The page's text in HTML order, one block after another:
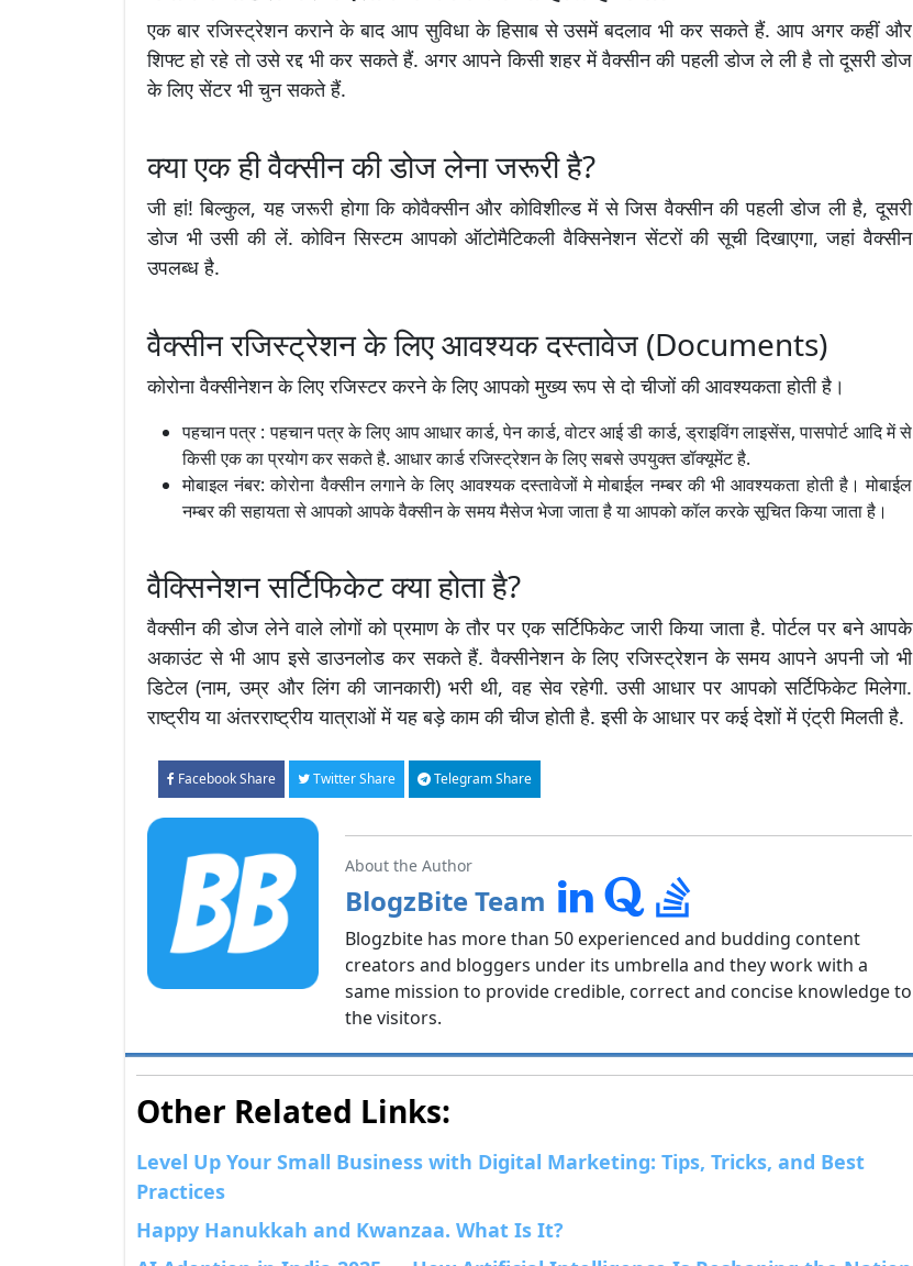
एक बार रजिस्ट्रेशन कराने के बाद आप सुविधा के हिसाब से उसमें बदलाव भी कर सकते हैं. आप अगर कहीं और
शिफ्ट हो रहे तो उसे रद्द भी कर सकते हैं. अगर आपने किसी शहर में वैक्सीन की पहली डोज ले ली है तो दूसरी डोज
के लिए सेंटर भी चुन सकते हैं.
क्या एक ही वैक्सीन की डोज लेना जरूरी है?
जी हां! बिल्कुल, यह जरूरी होगा कि कोवैक्सीन और कोविशील्ड में से जिस वैक्सीन की पहली डोज ली है, दूसरी
डोज भी उसी की लें. कोविन सिस्टम आपको ऑटोमैटिकली वैक्सिनेशन सेंटरों की सूची दिखाएगा, जहां वैक्सीन
उपलब्ध है.
वैक्सीन रजिस्ट्रेशन के लिए आवश्यक दस्तावेज (Documents)
कोरोना वैक्सीनेशन के लिए रजिस्टर करने के लिए आपको मुख्य रूप से दो चीजों की आवश्यकता होती है।
पहचान पत्र : पहचान पत्र के लिए आप आधार कार्ड, पेन कार्ड, वोटर आई डी कार्ड, ड्राइविंग लाइसेंस, पासपोर्ट आदि में से
किसी एक का प्रयोग कर सकते है. आधार कार्ड रजिस्ट्रेशन के लिए सबसे उपयुक्त डॉक्यूमेंट है.
मोबाइल नंबर: कोरोना वैक्सीन लगाने के लिए आवश्यक दस्तावेजों मे मोबाईल नम्बर की भी आवश्यकता होती है। मोबाईल
नम्बर की सहायता से आपको आपके वैक्सीन के समय मैसेज भेजा जाता है या आपको कॉल करके सूचित किया जाता है।
वैक्सिनेशन सर्टिफिकेट क्या होता है?
वैक्सीन की डोज लेने वाले लोगों को प्रमाण के तौर पर एक सर्टिफिकेट जारी किया जाता है. पोर्टल पर बने आपके
अकाउंट से भी आप इसे डाउनलोड कर सकते हैं. वैक्सीनेशन के लिए रजिस्ट्रेशन के समय आपने अपनी जो भी
डिटेल (नाम, उम्र और लिंग की जानकारी) भरी थी, वह सेव रहेगी. उसी आधार पर आपको सर्टिफिकेट मिलेगा.
राष्ट्रीय या अंतरराष्ट्रीय यात्राओं में यह बड़े काम की चीज होती है. इसी के आधार पर कई देशों में एंट्री मिलती है.
Facebook Share Twitter Share Telegram Share
About the Author
BlogzBite Team
Blogzbite has more than 50 experienced and budding content
creators and bloggers under its umbrella and they work with a
same mission to provide credible, correct and concise knowledge to
the visitors.
Other Related Links:
Level Up Your Small Business with Digital Marketing: Tips, Tricks, and Best
Practices
Happy Hanukkah and Kwanzaa. What Is It?